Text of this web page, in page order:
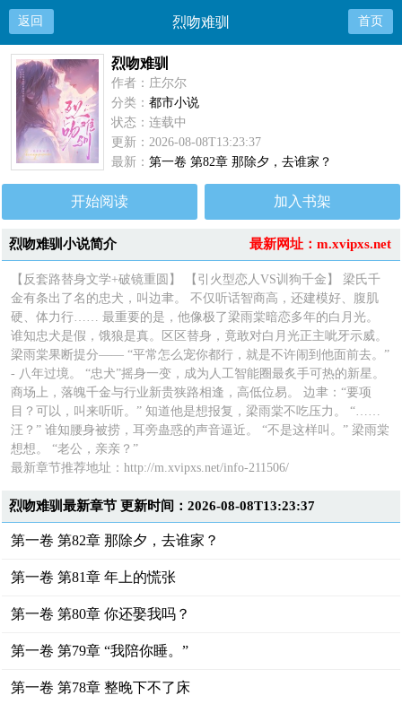
返回 烈吻难驯 首页
烈吻难驯
作者：庄尔尔
分类：都市小说
状态：连载中
更新：2026-08-08T13:23:37
最新：第一卷 第82章 那除夕，去谁家？
开始阅读 加入书架
最新网址：m.xvipxs.net
烈吻难驯小说简介
【反套路替身文学+破镜重圆】 【引火型恋人VS训狗千金】 梁氏千
金有条出了名的忠犬，叫边聿。 不仅听话智商高，还建模好、腹肌
硬、体力行…… 最重要的是，他像极了梁雨棠暗恋多年的白月光。
谁知忠犬是假，饿狼是真。区区替身，竟敢对白月光正主呲牙示威。
梁雨棠果断提分—— “平常怎么宠你都行，就是不许闹到他面前去。”
- 八年过境。 “忠犬”摇身一变，成为人工智能圈最炙手可热的新星。
商场上，落魄千金与行业新贵狭路相逢，高低位易。 边聿：“要项
目？可以，叫来听听。” 知道他是想报复，梁雨棠不吃压力。 “……
汪？” 谁知腰身被捞，耳旁蛊惑的声音逼近。 “不是这样叫。” 梁雨棠
想想。 “老公，亲亲？”
最新章节推荐地址：http://m.xvipxs.net/info-211506/
烈吻难驯最新章节 更新时间：2026-08-08T13:23:37
第一卷 第82章 那除夕，去谁家？
第一卷 第81章 年上的慌张
第一卷 第80章 你还娶我吗？
第一卷 第79章 “我陪你睡。”
第一卷 第78章 整晚下不了床